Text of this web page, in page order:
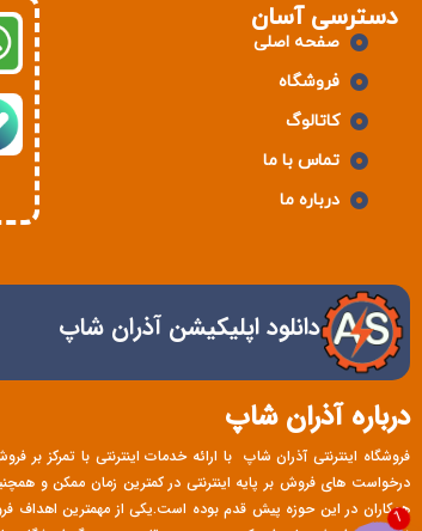
دسترسی آسان
صفحه اصلی
فروشگاه
کاتالوگ
تماس با ما
درباره ما
دانلود اپلیکیشن آذران شاپ
درباره آذران شاپ
فروشگاه اینترنتی آذران شاپ با ارائه خدمات اینترنتی با تمرکز بر
درخواست های فروش بر پایه اینترنتی در کمترین زمان ممکن و
همکاران در این حوزه پیش قدم بوده است.یکی از مهمترین اهداف